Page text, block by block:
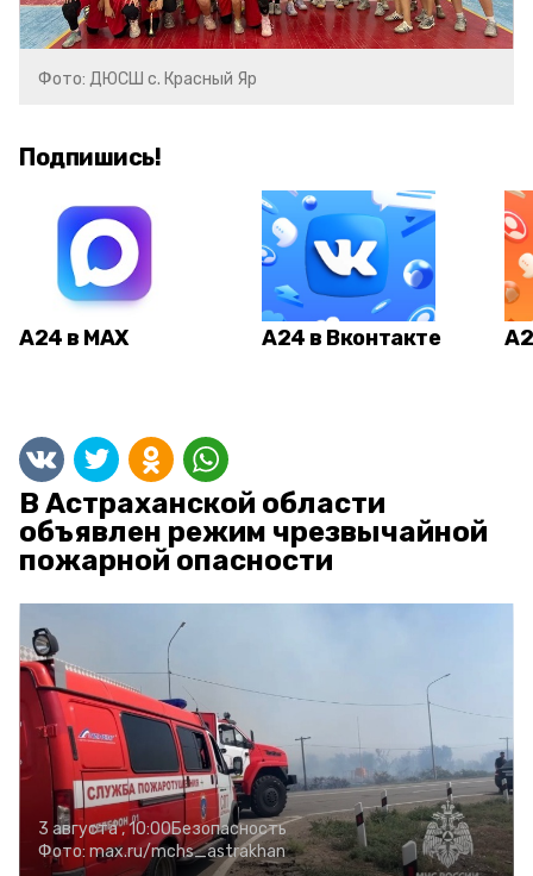
Фото: ДЮСШ с. Красный Яр
Подпишись!
А24 в MAX А24 в Вконтакте
В Астраханской области
объявлен режим чрезвычайной
пожарной опасности
3 августа , 10:00Безопасность
Фото: max.ru/mchs_astrakhan